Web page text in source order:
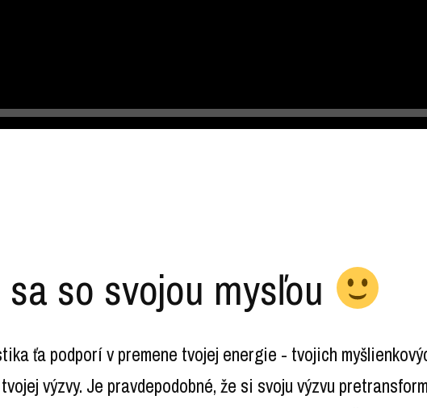
so svojou mysľou
ťa podporí v premene tvojej energie - tvojich
výzvy. Je pravdepodobné, že si svoju výzvu